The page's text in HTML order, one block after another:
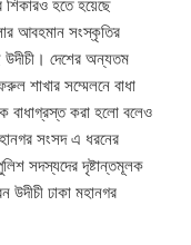
আবহমান সংস্কৃতির
উদীচী। দেশের অন্যতম
শাখার সম্মেলনে বাধা
বাধাগ্রস্ত করা হলো বলেও
সংসদ এ ধরনের
সদস্যদের দৃষ্টান্তমূলক
উদীচী ঢাকা মহানগর